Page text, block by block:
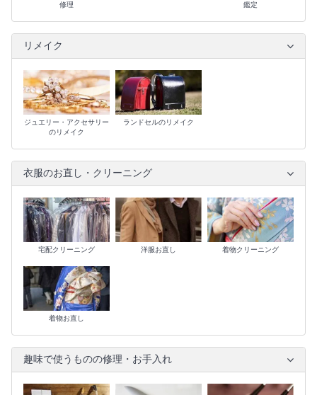
修理
鑑定
リメイク
ジュエリー・アクセサリー
のリメイク
ランドセルのリメイク
衣服のお直し・クリーニング
宅配クリーニング 洋服お直し 着物クリーニング
着物お直し
趣味で使うものの修理・お手入れ